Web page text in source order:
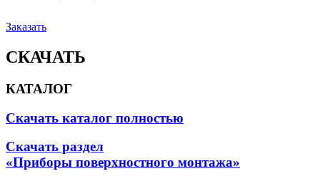
Заказать
СКАЧАТЬ
КАТАЛОГ
Скачать каталог полностью
Скачать раздел
«Приборы поверхностного монтажа»